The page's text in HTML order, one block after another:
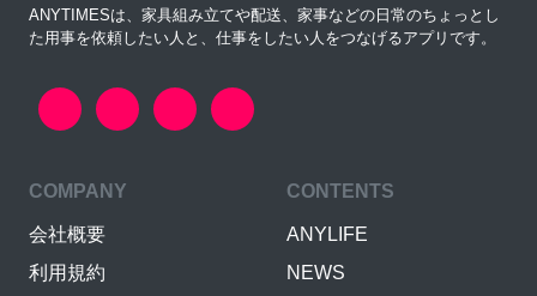
ANYTIMESは、家具組み立てや配送、家事などの日常のちょっとし
た用事を依頼したい人と、仕事をしたい人をつなげるアプリです。
COMPANY
会社概要
利用規約
CONTENTS
ANYLIFE
NEWS